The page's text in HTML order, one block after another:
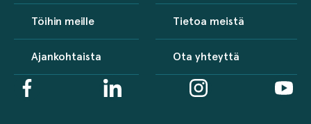
Töihin meille Tietoa meistä
Ajankohtaista Ota yhteyttä